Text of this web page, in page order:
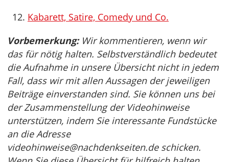
Kabarett, Satire, Comedy und Co.
Vorbemerkung:Wir kommentieren, wenn wir
das für nötig halten. Selbstverständlich bedeutet
die Aufnahme in unsere Übersicht nicht in jedem
Fall, dass wir mit allen Aussagen der jeweiligen
Beiträge einverstanden sind. Sie können uns bei
der Zusammenstellung der Videohinweise
unterstützen, indem Sie interessante Fundstücke
an die Adresse
videohinweise@nachdenkseiten.deschicken.